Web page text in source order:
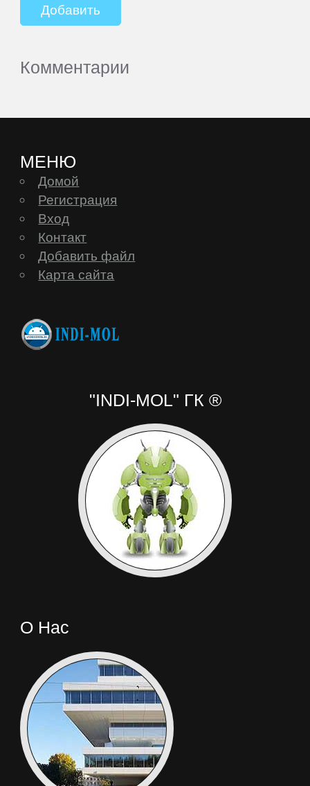
Комментарии
МЕНЮ
Домой
Регистрация
Вход
Контакт
Добавить файл
Карта сайта
"INDI-MOL" ГК ®
О Нас